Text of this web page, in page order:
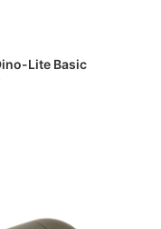
HARGALite Basic